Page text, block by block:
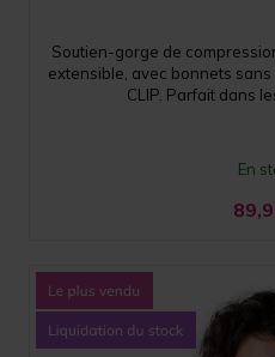
Soutien-gorge de
extensible, avec bonnets
CLIP. Parfait dans
En